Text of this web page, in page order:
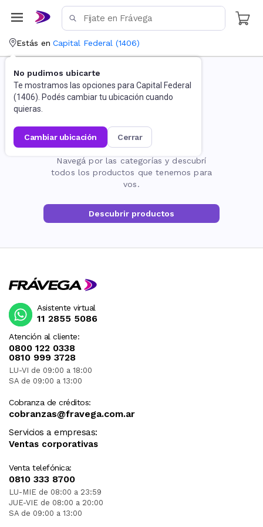
Estás en Capital Federal (1406)
No pudimos ubicarte
Te mostramos las opciones para Capital Federal
(1406). Podés cambiar tu ubicación cuando
quieras.
cambiar ubicación cerrar
La página no existe
Navegá por las categorías y descubrí
todos los productos que tenemos para
vos.
Descubrir productos
Atención al cliente:
0800 122 0338
0810 999 3728
LU-VI de 09:00 a 18:00
SA de 09:00 a 13:00
Cobranza de créditos:
cobranzas@fravega.com.ar
Servicios a empresas:
Ventas corporativas
Venta telefónica:
0810 333 8700
LU-MIE de 08:00 a 23:59
JUE-VIE de 08:00 a 20:00
SA de 09:00 a 13:00
Asistente virtual
11 2855 5086